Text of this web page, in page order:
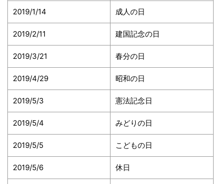
2019/1/14 成人の日
2019/2/11 建国記念の日
2019/3/21 春分の日
2019/4/29 昭和の日
2019/5/3 憲法記念日
2019/5/4 みどりの日
2019/5/5 こどもの日
2019/5/6 休日